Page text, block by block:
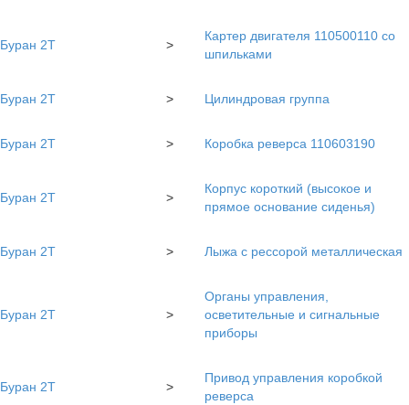
Буран 2Т >
Картер двигателя 110500110 со
шпильками
Буран 2Т > Цилиндровая группа
Буран 2Т > Коробка реверса 110603190
Буран 2Т >
Корпус короткий (высокое и
прямое основание сиденья)
Буран 2Т > Лыжа с рессорой металлическая
Буран 2Т >
Органы управления,
осветительные и сигнальные
приборы
Буран 2Т >
Привод управления коробкой
реверса